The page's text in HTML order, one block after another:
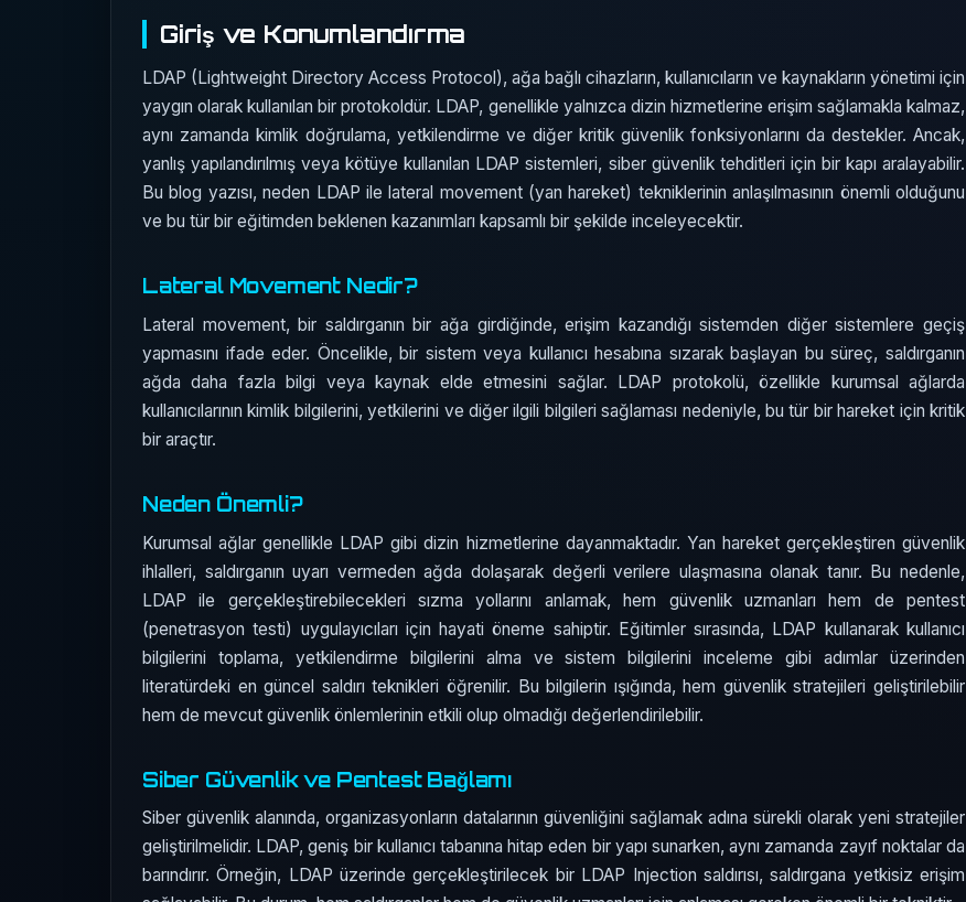
Giriş ve Konumlandırma
LDAP (Lightweight Directory Access Protocol), ağa bağlı cihazların, kullanıcıların ve kaynakların yönetimi için
yaygın olarak kullanılan bir protokoldür. LDAP, genellikle yalnızca dizin hizmetlerine erişim sağlamakla kalmaz,
aynı zamanda kimlik doğrulama, yetkilendirme ve diğer kritik güvenlik fonksiyonlarını da destekler. Ancak,
yanlış yapılandırılmış veya kötüye kullanılan LDAP sistemleri, siber güvenlik tehditleri için bir kapı aralayabilir.
Bu blog yazısı, neden LDAP ile lateral movement (yan hareket) tekniklerinin anlaşılmasının önemli olduğunu
ve bu tür bir eğitimden beklenen kazanımları kapsamlı bir şekilde inceleyecektir.
Lateral Movement Nedir?
Lateral movement, bir saldırganın bir ağa girdiğinde, erişim kazandığı sistemden diğer sistemlere geçiş
yapmasını ifade eder. Öncelikle, bir sistem veya kullanıcı hesabına sızarak başlayan bu süreç, saldırganın
ağda daha fazla bilgi veya kaynak elde etmesini sağlar. LDAP protokolü, özellikle kurumsal ağlarda
kullanıcılarının kimlik bilgilerini, yetkilerini ve diğer ilgili bilgileri sağlaması nedeniyle, bu tür bir hareket için kritik
bir araçtır.
Neden Önemli?
Kurumsal ağlar genellikle LDAP gibi dizin hizmetlerine dayanmaktadır. Yan hareket gerçekleştiren güvenlik
ihlalleri, saldırganın uyarı vermeden ağda dolaşarak değerli verilere ulaşmasına olanak tanır. Bu nedenle,
LDAP ile gerçekleştirebilecekleri sızma yollarını anlamak, hem güvenlik uzmanları hem de pentest
(penetrasyon testi) uygulayıcıları için hayati öneme sahiptir. Eğitimler sırasında, LDAP kullanarak kullanıcı
bilgilerini toplama, yetkilendirme bilgilerini alma ve sistem bilgilerini inceleme gibi adımlar üzerinden
literatürdeki en güncel saldırı teknikleri öğrenilir. Bu bilgilerin ışığında, hem güvenlik stratejileri geliştirilebilir
hem de mevcut güvenlik önlemlerinin etkili olup olmadığı değerlendirilebilir.
Siber Güvenlik ve Pentest Bağlamı
Siber güvenlik alanında, organizasyonların datalarının güvenliğini sağlamak adına sürekli olarak yeni stratejiler
geliştirilmelidir. LDAP, geniş bir kullanıcı tabanına hitap eden bir yapı sunarken, aynı zamanda zayıf noktalar da
barındırır. Örneğin, LDAP üzerinde gerçekleştirilecek bir LDAP Injection saldırısı, saldırgana yetkisiz erişim